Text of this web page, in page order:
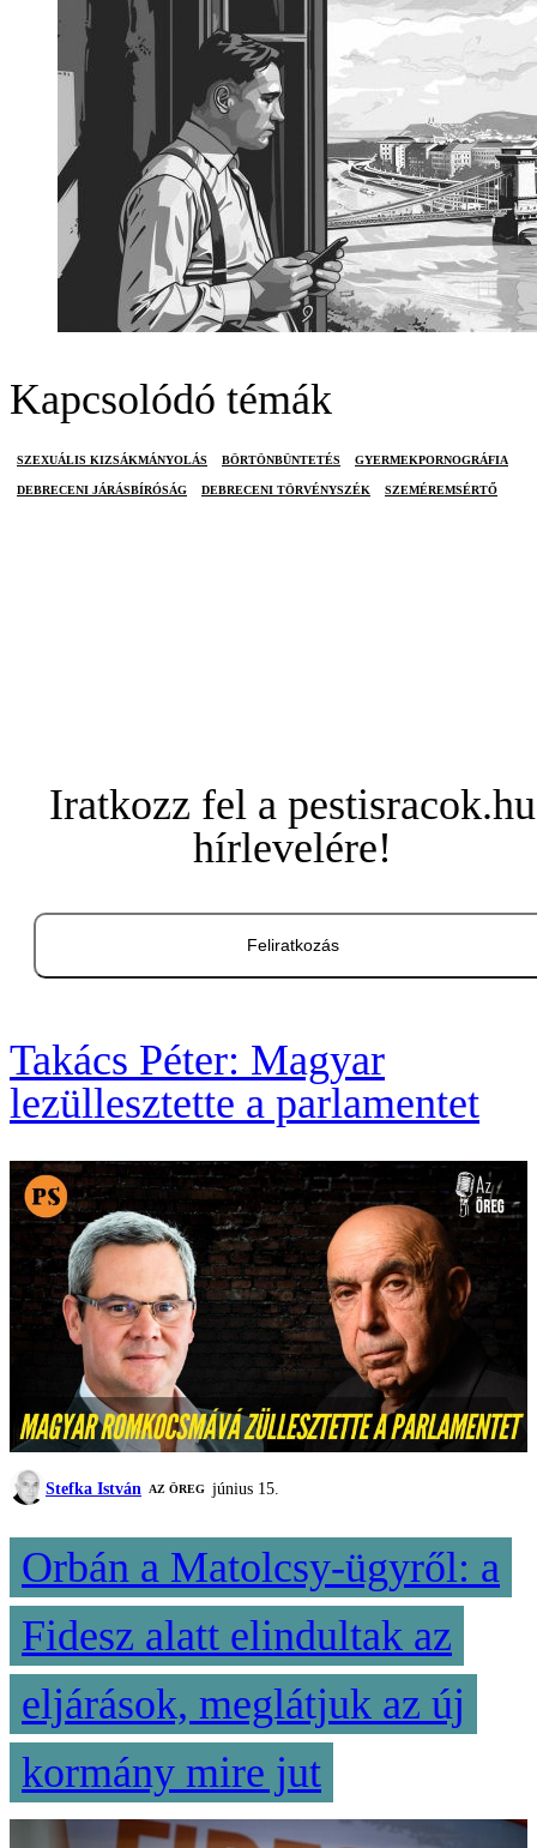
Kapcsolódó témák
SZEXUÁLIS KIZSÁKMÁNYOLÁS BÖRTÖNBÜNTETÉS GYERMEKPORNOGRÁFIA
DEBRECENI JÁRÁSBÍRÓSÁG DEBRECENI TÖRVÉNYSZÉK SZEMÉREMSÉRTŐ
Iratkozz fel a pestisracok.hu
hírlevelére!
Feliratkozás
Takács Péter: Magyar
lezüllesztette a parlamentet
Stefka István AZ ÖREG június 15.
Orbán a Matolcsy-ügyről: a
Fidesz alatt elindultak az
eljárások, meglátjuk az új
kormány mire jut